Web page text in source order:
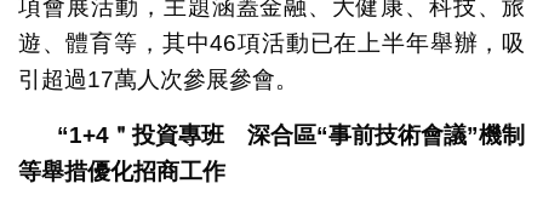
項會展活動，主題涵蓋金融、大健康、科技、旅
遊、體育等，其中46項活動已在上半年舉辦，吸
引超過17萬人次參展參會。
“1+4＂投資專班 深合區“事前技術會議”機制
等舉措優化招商工作